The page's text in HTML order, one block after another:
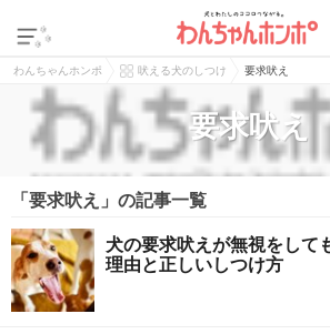
わんちゃんホンポ 吠える犬のしつけ 要求吠え
要求吠え
「要求吠え」の記事一覧
犬の要求吠えが無視をして
理由と正しいしつけ方